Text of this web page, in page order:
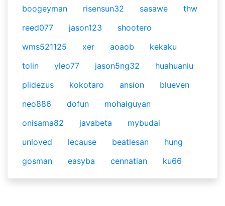
boogeyman
risensun32 sasawe
thw
reed077
jason123
shootero
wms521125
xer aoaob
kekaku
tolin
yleo77 jason5ng32
huahuaniu
plidezus
kokotaro ansion
blueven
neo886
dofun
mohaiguyan
onisama82
javabeta
mybudai
unloved
lecause beatlesan
hung
gosman
easyba cennatian ku66